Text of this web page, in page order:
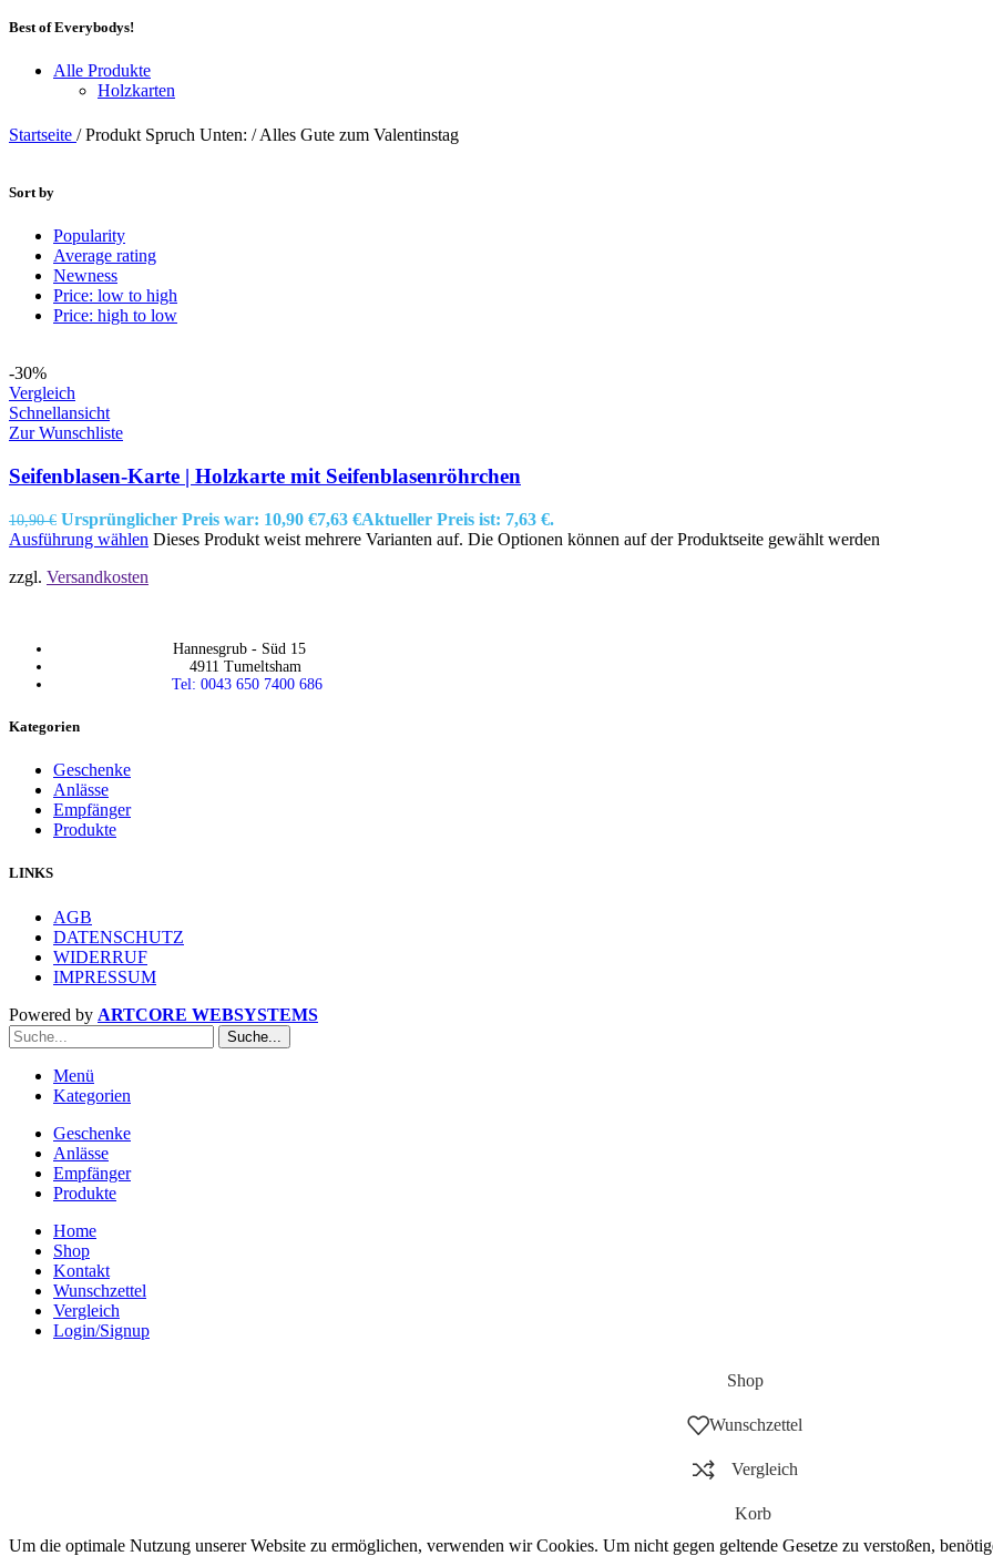
Best of Everybodys!
Alle Produkte
Holzkarten
Startseite / Produkt Spruch Unten: / Alles Gute zum Valentinstag
Sort by
Popularity
Average rating
Newness
Price: low to high
Price: high to low
-30%
Vergleich
Schnellansicht
Zur Wunschliste
Seifenblasen-Karte | Holzkarte mit Seifenblasenröhrchen
10,90€ Ursprünglicher Preis war: 10,90 €7,63 €Aktueller Preis ist: 7,63 €.
Ausführung wählen Dieses Produkt weist mehrere Varianten auf. Die Optionen können auf der Produktseite gewählt werden
zzgl. Versandkosten
Hannesgrub - Süd 15
4911 Tumeltsham
Tel: 0043 650 7400 686
Kategorien
Geschenke
Anlässe
Empfänger
Produkte
LINKS
AGB
DATENSCHUTZ
WIDERRUF
IMPRESSUM
Powered by ARTCORE WEBSYSTEMS
Suche...
Menü
Kategorien
Geschenke
Anlässe
Empfänger
Produkte
Home
Shop
Kontakt
Wunschzettel
Vergleich
Login/Signup
Shop
Wunschzettel
Vergleich
Korb
Um die optimale Nutzung unserer Website zu ermöglichen, verwenden wir Cookies. Um nicht gegen geltende Gesetze zu verstoßen,